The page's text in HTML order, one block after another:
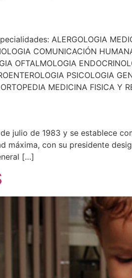
ALERGOLOGIA
COMUNICACIÓN
OFTALMOLOGIA
PSICOLOGIA
MEDICINA FISICA Y
julio de 1983 y se establece
con su presidente
[…]